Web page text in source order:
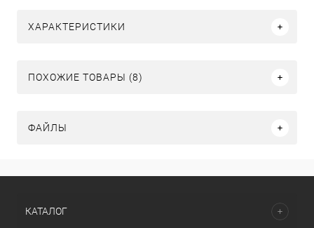
ХАРАКТЕРИСТИКИ
ПОХОЖИЕ ТОВАРЫ (8)
ФАЙЛЫ
КАТАЛОГ